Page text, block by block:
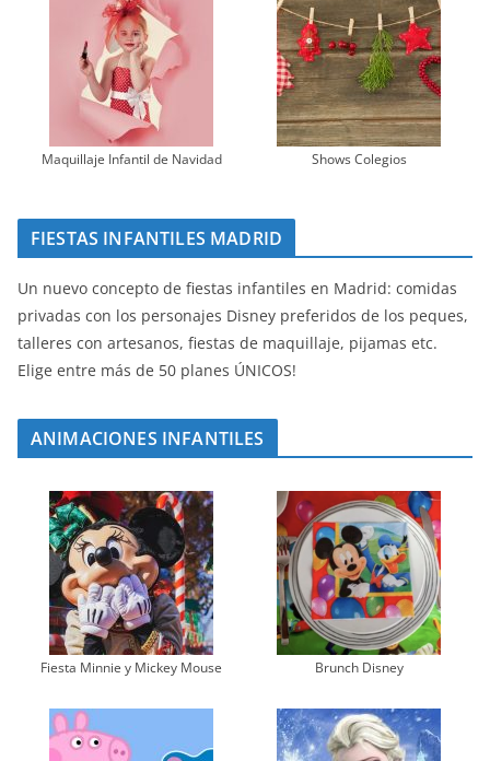
Maquillaje Infantil de Navidad Shows Colegios
FIESTAS INFANTILES MADRID
Un nuevo concepto de fiestas infantiles en Madrid: comidas
privadas con los personajes Disney preferidos de los peques,
talleres con artesanos, fiestas de maquillaje, pijamas etc.
Elige entre más de 50 planes ÚNICOS!
ANIMACIONES INFANTILES
Fiesta Minnie y Mickey Mouse Brunch Disney